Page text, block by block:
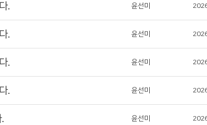
. 윤선미
. 윤선미
. 윤선미
. 윤선미
윤선미